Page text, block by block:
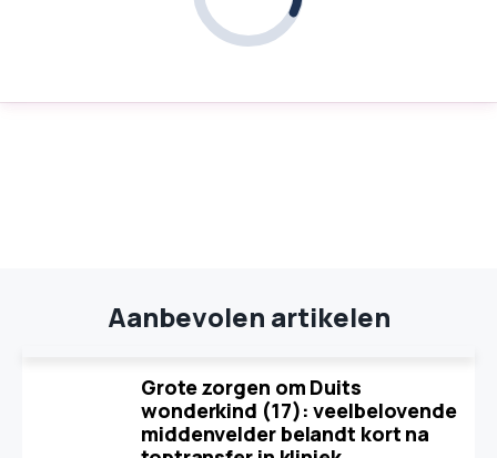
Aanbevolen artikelen
Grote zorgen om Duits
wonderkind (17): veelbelovende
middenvelder belandt kort na